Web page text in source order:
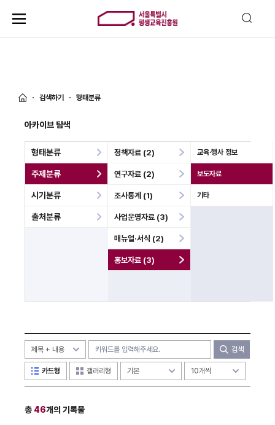
검색하기 형태분류
아카이브 탐색
형태분류
주제분류
정책자료 (2)
연구자료 (2)
조사통계 (1)
사업운영자료 (3)
매뉴얼·서식 (2)
홍보자료 (3)
교육·행사 정보
보도자료
기타
시기분류
출처분류
검색
카드형 갤러리형
총 46개의 기록물